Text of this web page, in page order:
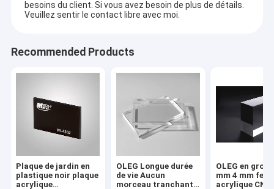
besoins du client. Si vous avez besoin de plus de détails.
Veuillez sentir le contact libre avec moi.
Recommended Products
Plaque de jardin en
plastique noir plaque
acrylique
OLEG Longue durée
de vie Aucun
morceau tranchant
OLEG en gros
mm 4 mm
acrylique CNC